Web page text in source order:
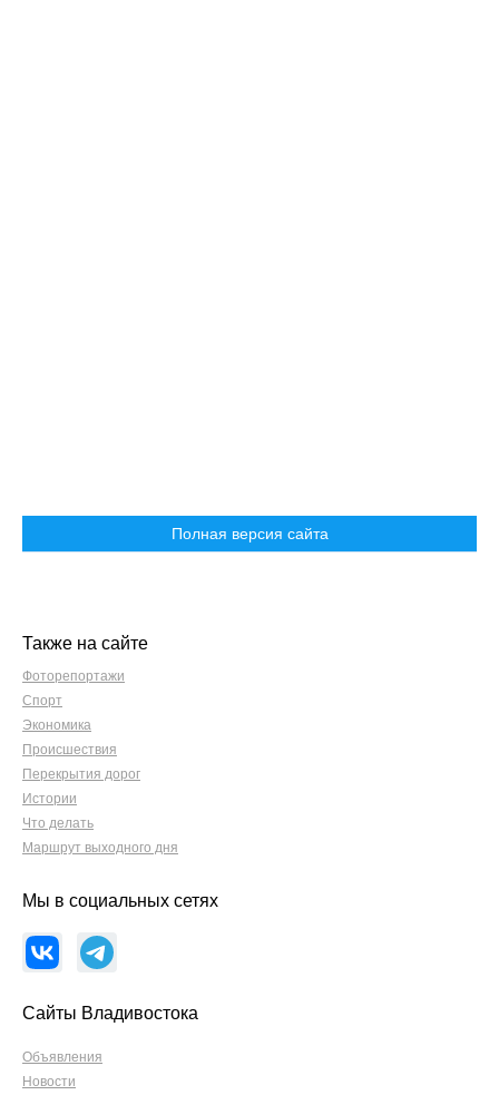
Полная версия сайта
Также на сайте
Фоторепортажи
Спорт
Экономика
Происшествия
Перекрытия дорог
Истории
Что делать
Маршрут выходного дня
Мы в социальных сетях
Сайты Владивостока
Объявления
Новости